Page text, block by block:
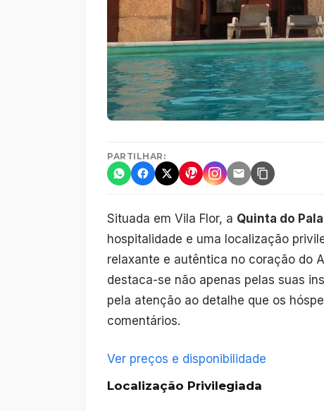
PARTILHAR:
Situada em Vila Flor, a Quinta do
hospitalidade e uma localização
relaxante e autêntica no coração do
destaca-se não apenas pelas suas
pela atenção ao detalhe que os
comentários.
Ver preços e disponibilidade
Localização Privilegiada